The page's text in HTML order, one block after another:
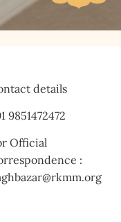
details
9851472472
Official
: